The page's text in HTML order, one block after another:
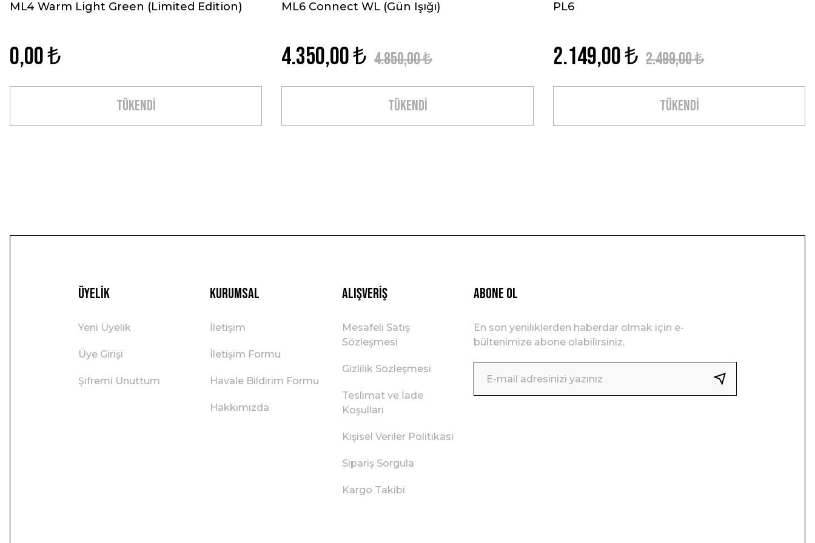
ML4 Warm Light Green (Limited Edition)
0,00 ₺
TÜKENDİ
ML6 Connect WL (Gün Işığı)
4.350,00 ₺ 4.850,00 ₺
TÜKENDİ
PL6
2.149,00 ₺ 2.499,00 ₺
TÜKENDİ
Üyelik
Yeni Üyelik
Üye Girişi
Şifremi Unuttum
Kurumsal
İletişim
İletişim Formu
Havale Bildirim Formu
Hakkımızda
Alışveriş
Mesafeli Satış
Sözleşmesi
Gizlilik Sözleşmesi
Teslimat ve İade
Koşullari
Kişisel Veriler Politikası
Sipariş Sorgula
Kargo Takibi
ABONE OL
En son yeniliklerden haberdar olmak için e-
bültenimize abone olabilirsiniz.